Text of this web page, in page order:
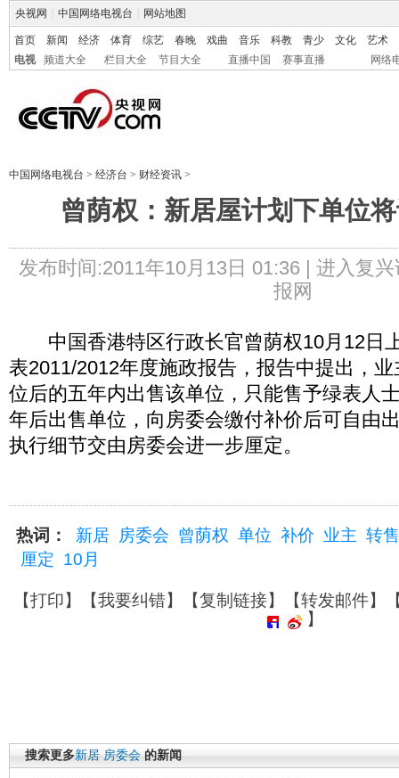
央视网 中国网络电视台 网站地图
首页 新闻 经济 体育 综艺 春晚 戏曲 音乐 科教 青少 文化
艺术
电视
频道大全 栏目大全 节目大全 直播中国 赛事直播 网络
中国网络电视台 > 经济台 > 财经资讯 >
曾荫权：新居屋计划下单位
发布时间:2011年10月13日 01:36 | 进入复兴
报网
中国香港特区行政长官曾荫权10月12日
表2011/2012年度施政报告，报告中提出，
位后的五年内出售该单位，只能售予绿表人
年后出售单位，向房委会缴付补价后可自由
执行细节交由房委会进一步厘定。
热词： 新居 房委会 曾荫权 单位 补价 业主 转售
厘定
10月
【打印】【我要纠错】【复制链接】【转发邮件】
】
搜索更多新居 房委会 的新闻